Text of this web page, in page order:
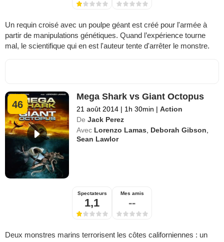
Un requin croisé avec un poulpe géant est créé pour l'armée à
partir de manipulations génétiques. Quand l’expérience tourne
mal, le scientifique qui en est l'auteur tente d'arrêter le monstre.
46
Mega Shark vs Giant Octopus
21 août 2014 | 1h 30min | Action
De Jack Perez
Avec Lorenzo Lamas, Deborah Gibson,
Sean Lawlor
Spectateurs
1,1
Mes amis
--
Deux monstres marins terrorisent les côtes californiennes : un